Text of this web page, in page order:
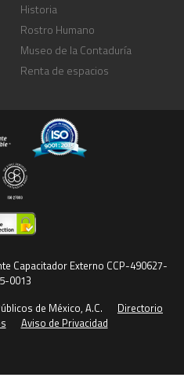
Historia
Rostro Humano
Museo de la Contaduría
Renta de espacios
Capacitador Externo CCP-490627-
0013
de México, A.C.
Directorio
Aviso de Privacidad